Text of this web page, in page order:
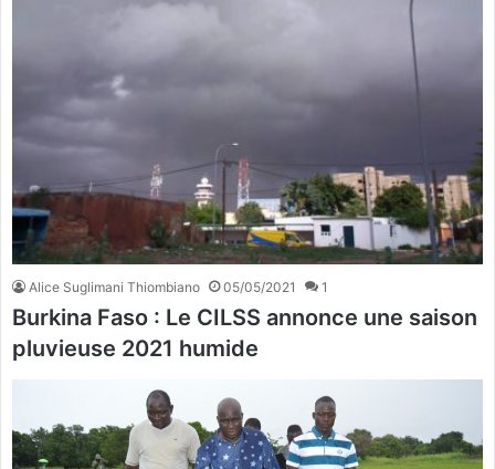
Alice Suglimani Thiombiano 05/05/2021 1
Burkina Faso : Le CILSS annonce une saison
pluvieuse 2021 humide